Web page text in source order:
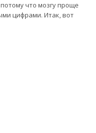
что мозгу проще
цифрами. Итак, вот